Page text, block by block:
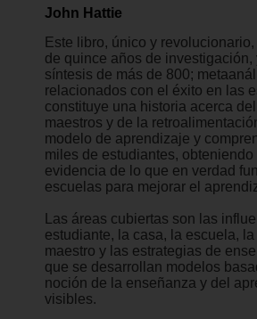
John Hattie
Este libro, único y
de quince años de investigación,
síntesis de más de 800;
relacionados con el éxito en las
constituye una historia acerca
maestros y de la
modelo de aprendizaje y
miles de estudiantes,
evidencia de lo que en verdad
escuelas para mejorar el
Las áreas cubiertas son las
estudiante, la casa, la escuela,
maestro y las estrategias de
que se desarrollan modelos
noción de la enseñanza y del
visibles.